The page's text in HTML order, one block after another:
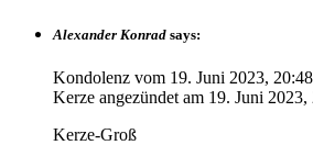
Alexander Konrad says:
Kondolenz vom 19. Juni 2023, 20:48
Kerze angezündet am 19. Juni 2023,
Kerze-Groß